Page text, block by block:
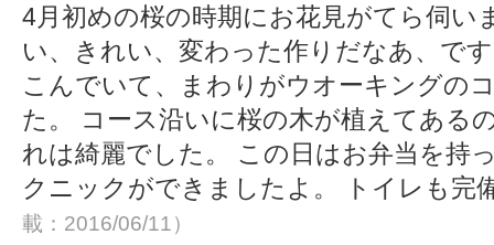
4月初めの桜の時期にお花見がてら伺い
い、きれい、変わった作りだなあ、で
こんでいて、まわりがウオーキングの
た。 コース沿いに桜の木が植えてある
れは綺麗でした。 この日はお弁当を持
クニックができましたよ。 トイレも完
載：2016/06/11）